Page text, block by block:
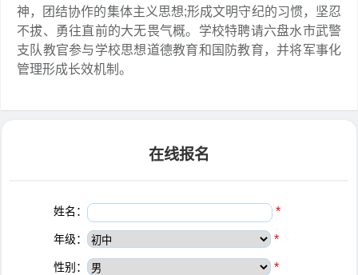
神，团结协作的集体主义思想;形成文明守纪的习惯，坚忍
不拔、勇往直前的大无畏气概。学校特聘请六盘水市武警
支队教官参与学校思想道德教育和国防教育，并将军事化
管理形成长效机制。
在线报名
姓名： *
年级： *
性别： *